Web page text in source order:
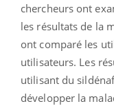
chercheurs ont
les résultats de la
ont comparé les
utilisateurs. Les
utilisant du
développer la